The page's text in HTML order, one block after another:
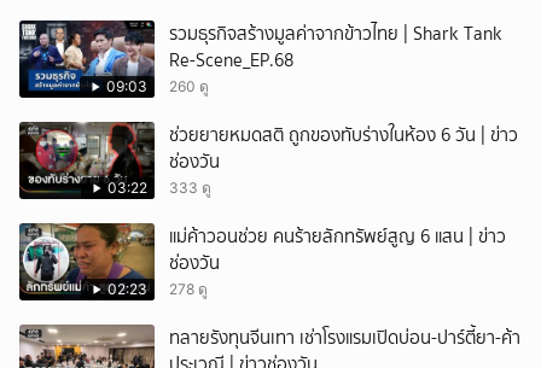
09:03
รวมธุรกิจสร้างมูลค่าจากข้าวไทย | Shark Tank
Re-Scene_EP.68
260 ดู
03:22
ช่วยยายหมดสติ ถูกของทับร่างในห้อง 6 วัน | ข่าว
ช่องวัน
333 ดู
02:23
แม่ค้าวอนช่วย คนร้ายลักทรัพย์สูญ 6 แสน | ข่าว
ช่องวัน
278 ดู
ทลายรังทุนจีนเทา เช่าโรงแรมเปิดบ่อน-ปาร์ตี้ยา-ค้า
ยกเลิก